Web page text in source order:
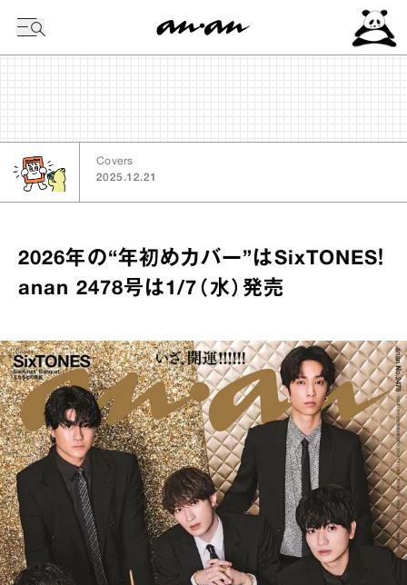
Covers
2025.12.21
2026年の“年初めカバー”はSixTONES！
anan 2478号は1/7（水）発売